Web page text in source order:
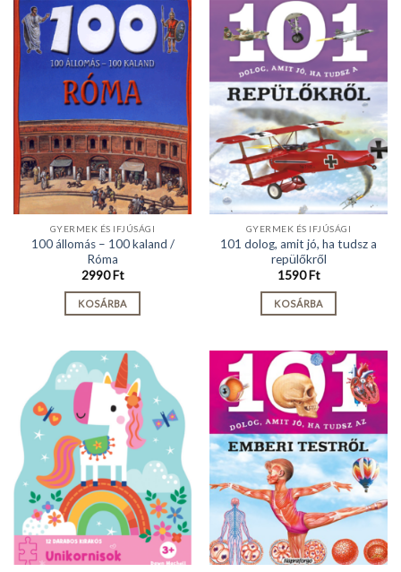
GYERMEK ÉS IFJÚSÁGI
100 állomás – 100 kaland /
Róma
2990Ft
KOSÁRBA
GYERMEK ÉS IFJÚSÁGI
101 dolog, amit jó, ha tudsz a
repülőkről
1590Ft
KOSÁRBA